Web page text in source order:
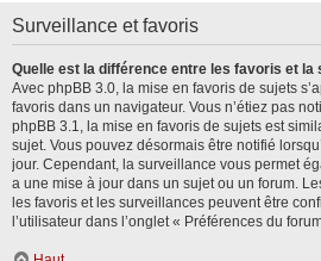
Surveillance et favoris
Quelle est la différence entre les favoris et la
Avec phpBB 3.0, la mise en favoris de sujets
favoris dans un navigateur. Vous n’étiez pas
phpBB 3.1, la mise en favoris de sujets est
sujet. Vous pouvez désormais être notifié
jour. Cependant, la surveillance vous permet
a une mise à jour dans un sujet ou un forum.
les favoris et les surveillances peuvent être
l’utilisateur dans l’onglet « Préférences du